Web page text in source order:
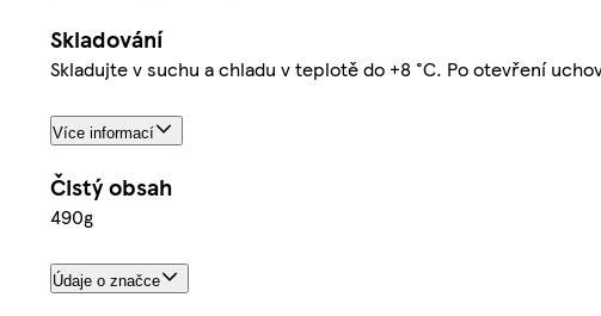
Skladování
Skladujte v suchu a chladu v teplotě do +8 °C. Po otevření
Více informací
Čistý obsah
490g
Údaje o značce